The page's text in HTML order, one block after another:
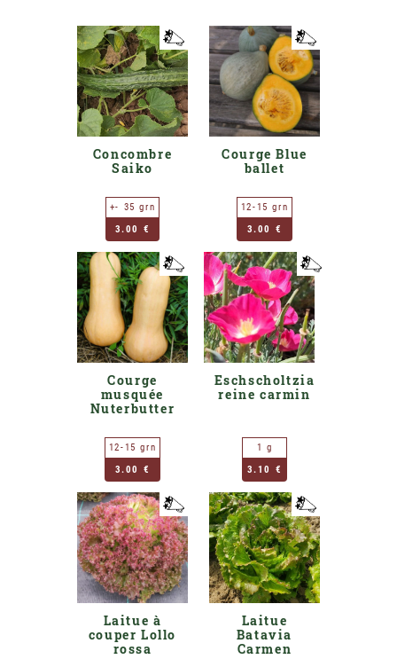
Concombre
Saiko
+- 35 grn
3.00 €
Courge Blue
ballet
12-15 grn
3.00 €
Courge
musquée
Nuterbutter
12-15 grn
3.00 €
Eschscholtzia
reine carmin
1 g
3.10 €
Laitue à
couper Lollo
rossa
Laitue
Batavia
Carmen